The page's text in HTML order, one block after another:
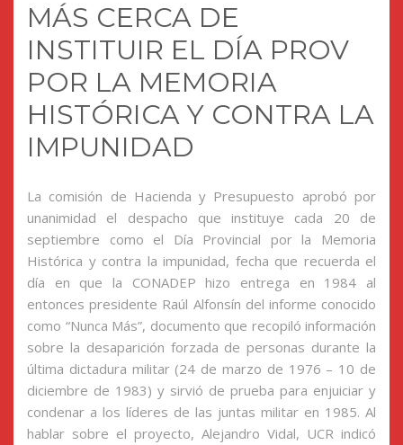
MÁS CERCA DE
INSTITUIR EL DÍA PROV
POR LA MEMORIA
HISTÓRICA Y CONTRA LA
IMPUNIDAD
La comisión de Hacienda y Presupuesto aprobó por
unanimidad el despacho que instituye cada 20 de
septiembre como el Día Provincial por la Memoria
Histórica y contra la impunidad, fecha que recuerda el
día en que la CONADEP hizo entrega en 1984 al
entonces presidente Raúl Alfonsín del informe conocido
como “Nunca Más”, documento que recopiló información
sobre la desaparición forzada de personas durante la
última dictadura militar (24 de marzo de 1976 – 10 de
diciembre de 1983) y sirvió de prueba para enjuiciar y
condenar a los líderes de las juntas militar en 1985. Al
hablar sobre el proyecto, Alejandro Vidal, UCR indicó